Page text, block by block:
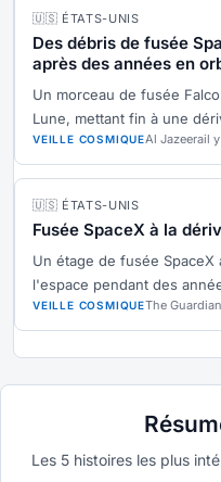
🇺🇸 ÉTATS-UNIS
Des débris de fusée
après des années en
Un morceau de fusée
Lune, mettant fin à une
VEILLE COSMIQUEAl Jazeerail
🇺🇸 ÉTATS-UNIS
Fusée SpaceX à la
Un étage de fusée SpaceX
l'espace pendant des
VEILLE COSMIQUEThe
Les 5 histoires les plus